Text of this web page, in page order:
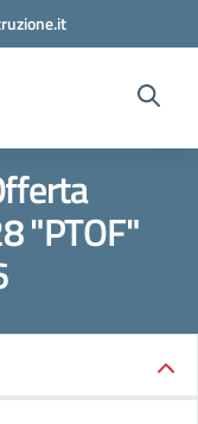
"PTOF"